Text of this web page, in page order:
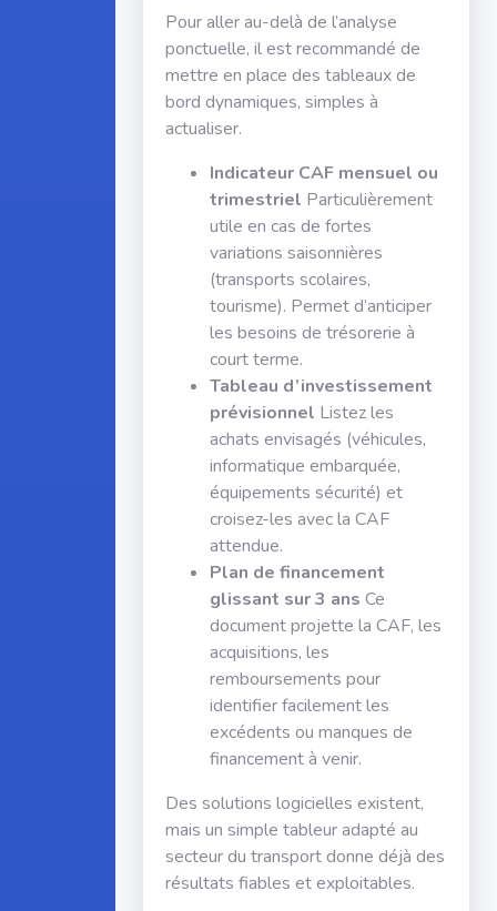
Pour aller au-delà de l’analyse
ponctuelle, il est recommandé de
mettre en place des tableaux de
bord dynamiques, simples à
actualiser.
Indicateur CAF mensuel ou
trimestriel Particulièrement
utile en cas de fortes
variations saisonnières
(transports scolaires,
tourisme). Permet d’anticiper
les besoins de trésorerie à
court terme.
Tableau d’investissement
prévisionnel Listez les
achats envisagés (véhicules,
informatique embarquée,
équipements sécurité) et
croisez-les avec la CAF
attendue.
Plan de financement
glissant sur 3 ans Ce
document projette la CAF, les
acquisitions, les
remboursements pour
identifier facilement les
excédents ou manques de
financement à venir.
Des solutions logicielles existent,
mais un simple tableur adapté au
secteur du transport donne déjà des
résultats fiables et exploitables.